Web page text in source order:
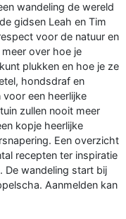
wandeling de wereld
gidsen Leah en Tim
voor de natuur en
over hoe je
plukken en hoe je ze
hondsdraf en
een heerlijke
zullen nooit meer
kopje heerlijke
Een overzicht
recepten ter inspiratie
De wandeling start bij
Aanmelden kan